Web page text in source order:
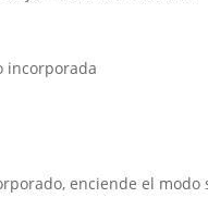
incorporada
enciende el